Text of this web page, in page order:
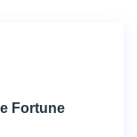
Fortune